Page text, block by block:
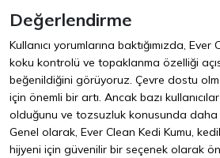
Değerlendirme
Kullanıcı yorumlarına baktığımızda,
koku kontrolü ve topaklanma özelliği
beğenildiğini görüyoruz. Çevre dostu
için önemli bir artı. Ancak bazı
olduğunu ve tozsuzluk konusunda daha
Genel olarak, Ever Clean Kedi Kumu,
hijyeni için güvenilir bir seçenek olarak